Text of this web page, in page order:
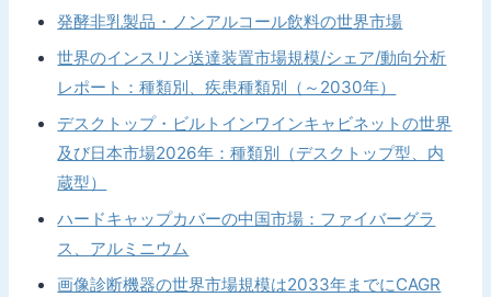
発酵非乳製品・ノンアルコール飲料の世界市場
世界のインスリン送達装置市場規模/シェア/動向分析
レポート：種類別、疾患種類別（～2030年）
デスクトップ・ビルトインワインキャビネットの世界
及び日本市場2026年：種類別（デスクトップ型、内
蔵型）
ハードキャップカバーの中国市場：ファイバーグラ
ス、アルミニウム
画像診断機器の世界市場規模は2033年までにCAGR